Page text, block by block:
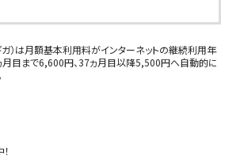
ガ）は月額基本利用料がインターネットの継続利用年
月目まで6,600円、37ヵ月目以降5,500円へ自動的に